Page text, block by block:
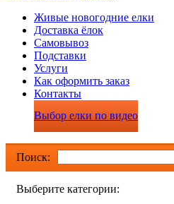
Живые новогодние елки
Доставка ёлок
Самовывоз
Подставки
Услуги
Как оформить заказ
Контакты
Выбор елки по видео
Поиск:
Выберите категории: